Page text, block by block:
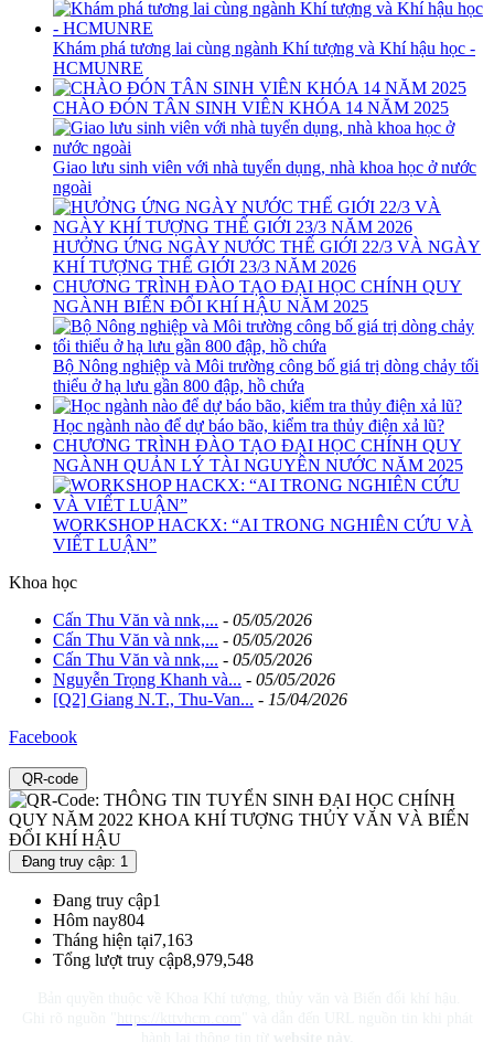
Khám phá tương lai cùng ngành Khí tượng và Khí hậu học -
HCMUNRE
CHÀO ĐÓN TÂN SINH VIÊN KHÓA 14 NĂM 2025
Giao lưu sinh viên với nhà tuyển dụng, nhà khoa học ở nước
ngoài
HƯỞNG ỨNG NGÀY NƯỚC THẾ GIỚI 22/3 VÀ NGÀY
KHÍ TƯỢNG THẾ GIỚI 23/3 NĂM 2026
CHƯƠNG TRÌNH ĐÀO TẠO ĐẠI HỌC CHÍNH QUY
NGÀNH BIẾN ĐỔI KHÍ HẬU NĂM 2025
Bộ Nông nghiệp và Môi trường công bố giá trị dòng chảy tối
thiểu ở hạ lưu gần 800 đập, hồ chứa
Học ngành nào để dự báo bão, kiểm tra thủy điện xả lũ?
CHƯƠNG TRÌNH ĐÀO TẠO ĐẠI HỌC CHÍNH QUY
NGÀNH QUẢN LÝ TÀI NGUYÊN NƯỚC NĂM 2025
WORKSHOP HACKX: “AI TRONG NGHIÊN CỨU VÀ
VIẾT LUẬN”
Khoa học
Cấn Thu Văn và nnk,... - 05/05/2026
Cấn Thu Văn và nnk,... - 05/05/2026
Cấn Thu Văn và nnk,... - 05/05/2026
Nguyễn Trọng Khanh và... - 05/05/2026
[Q2] Giang N.T., Thu-Van... - 15/04/2026
Facebook
QR-code
Đang truy cập: 1
Đang truy cập1
Hôm nay804
Tháng hiện tại7,163
Tổng lượt truy cập8,979,548